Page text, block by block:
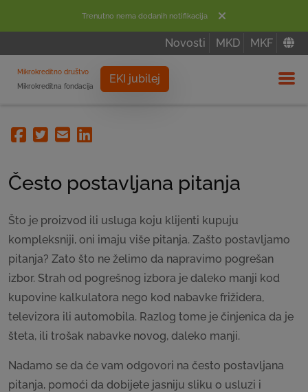
Trenutno nema dodanih notifikacija
Novosti MKD MKF
Mikrokreditno društvo
Mikrokreditna fondacija
EKI jubilej
Facebook
TwitterEmailLinkedin
Često postavljana pitanja
Što je proizvod ili usluga koju klijenti kupuju
kompleksniji, oni imaju više pitanja. Zašto postavljamo
pitanja? Zato što ne želimo da napravimo pogrešan
izbor. Strah od pogrešnog izbora je daleko manji kod
kupovine kalkulatora nego kod nabavke frižidera,
televizora ili automobila. Razlog tome je činjenica da je
šteta, ili trošak nabavke novog, daleko manji.
Nadamo se da će vam odgovori na često postavljana
pitanja, pomoći da dobijete jasniju sliku o usluzi i